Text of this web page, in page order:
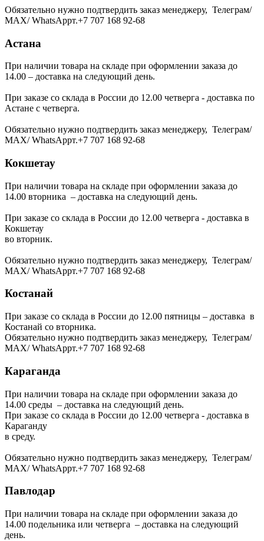
Обязательно нужно подтвердить заказ менеджеру, Телеграм/
МАХ/ WhatsAppт.+7 707 168 92-68
Астана
При наличии товара на складе при оформлении заказа до
14.00 – доставка на следующий день.
При заказе со склада в России до 12.00 четверга - доставка по
Астане с четверга.
Обязательно нужно подтвердить заказ менеджеру, Телеграм/
МАХ/ WhatsAppт.+7 707 168 92-68
Кокшетау
При наличии товара на складе при оформлении заказа до
14.00 вторника – доставка на следующий день.
При заказе со склада в России до 12.00 четверга - доставка в
Кокшетау
во вторник.
Обязательно нужно подтвердить заказ менеджеру, Телеграм/
МАХ/ WhatsAppт.+7 707 168 92-68
Костанай
При заказе со склада в России до 12.00 пятницы – доставка в
Костанай со вторника.
Обязательно нужно подтвердить заказ менеджеру, Телеграм/
МАХ/ WhatsAppт.+7 707 168 92-68
Караганда
При наличии товара на складе при оформлении заказа до
14.00 среды – доставка на следующий день.
При заказе со склада в России до 12.00 четверга - доставка в
Караганду
в среду.
Обязательно нужно подтвердить заказ менеджеру, Телеграм/
МАХ/ WhatsAppт.+7 707 168 92-68
Павлодар
При наличии товара на складе при оформлении заказа до
14.00 подельника или четверга – доставка на следующий
день.